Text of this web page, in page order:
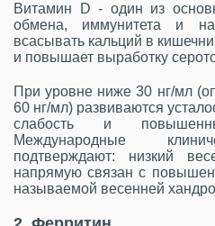
Витамин D - один из
обмена, иммунитета и
всасывать кальций в
и повышает выработку
При уровне ниже 30 нг/мл
60 нг/мл) развиваются
слабость и
Международные
подтверждают: низкий
напрямую связан с
называемой весенней